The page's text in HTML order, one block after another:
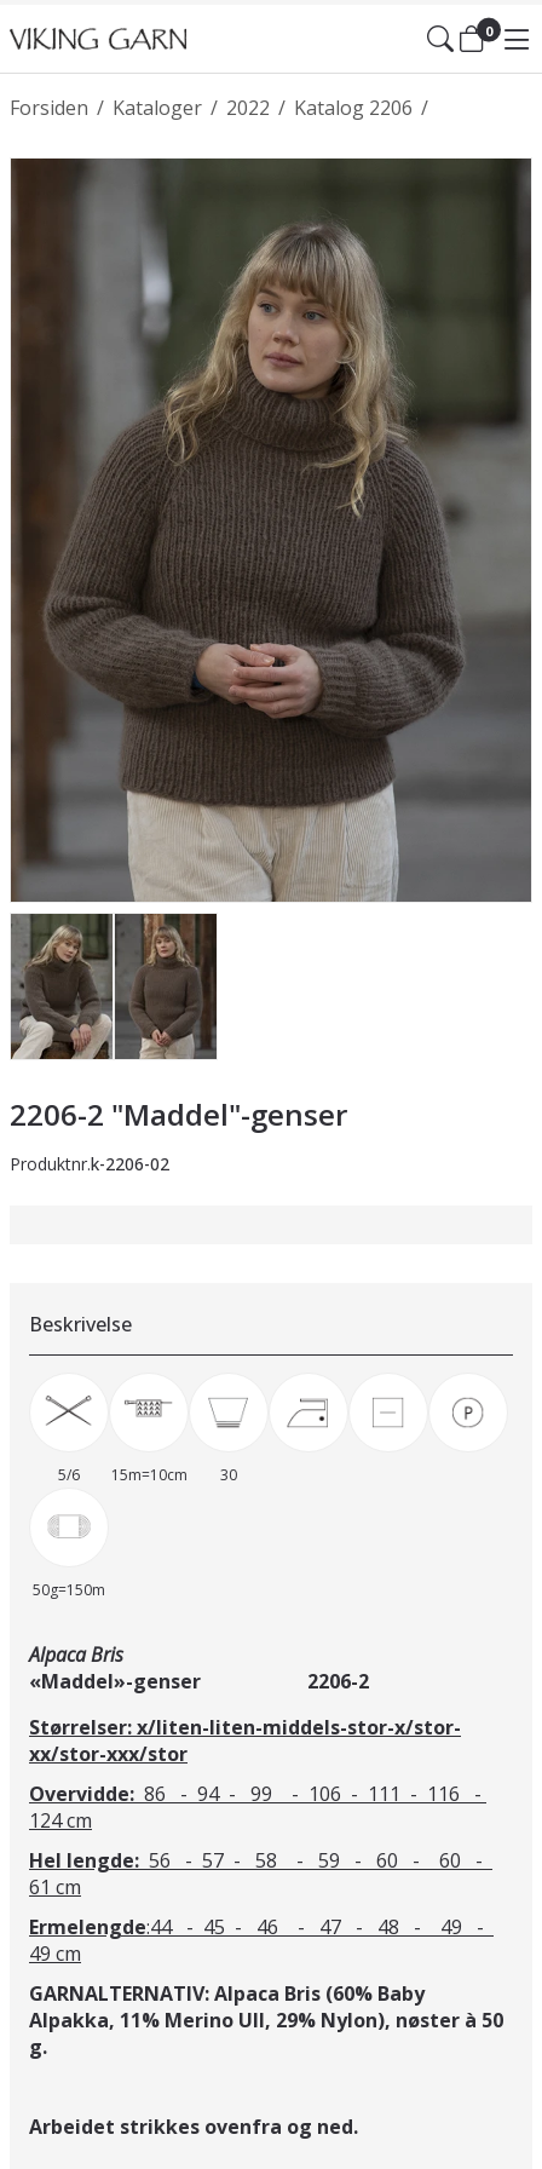
0
/
Forsiden /
Kataloger /
2022 /
Katalog 2206
2206-2 "Maddel"-genser
Produktnr.k-2206-02
Beskrivelse
5/6 15m=10cm 30
50g=150m
Alpaca Bris
«Maddel»-genser 2206-2
Størrelser:x/liten-liten-middels-stor-x/stor-
xx/stor-xxx/stor
Overvidde: 86 - 94 - 99 - 106 - 111 - 116 -
124 cm
Hel lengde: 56 - 57 - 58 - 59 - 60 - 60 -
61 cm
Ermelengde:44 - 45 - 46 - 47 - 48 - 49 -
49 cm
GARNALTERNATIV: Alpaca Bris (60% Baby
Alpakka, 11% Merino Ull, 29% Nylon), nøster à 50
g.
Arbeidet strikkes ovenfra og ned.